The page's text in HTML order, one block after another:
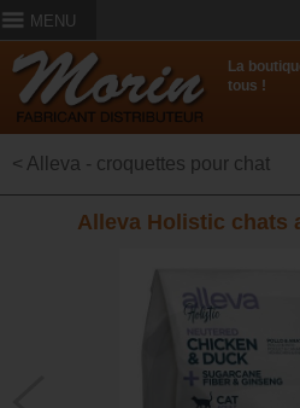
MENU
La
tous !
< Alleva - croquettes pour chat
Alleva Holistic chats